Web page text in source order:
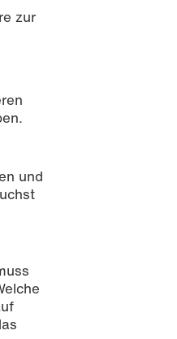
zur
und